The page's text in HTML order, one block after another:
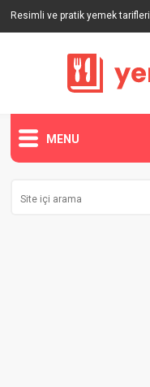
Resimli ve pratik yemek tarifleri
MENU